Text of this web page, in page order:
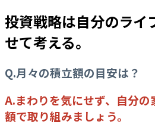
投資戦略は自分のライ
せて考える。
Q.月々の積立額の目安は？
A.まわりを気にせず、自分
額で取り組みましょう。